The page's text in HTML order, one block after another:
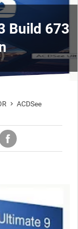
Build 673
 ACDSee